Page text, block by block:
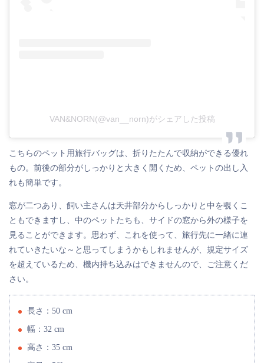
VAN&NORN(@van__norn)がシェアした投稿
こちらのペット用旅行バッグは、折りたたんで収納ができる優れ
もの。前後の部分がしっかりと大きく開くため、ペットの出し入
れも簡単です。
窓が二つあり、飼い主さんは天井部分からしっかりと中を覗くこ
ともできますし、中のペットたちも、サイドの窓から外の様子を
見ることができます。思わず、これを使って、旅行先に一緒に連
れていきたいな～と思ってしまうかもしれませんが、規定サイズ
を超えているため、機内持ち込みはできませんので、ご注意くだ
さい。
長さ：50 cm
幅：32 cm
高さ：35 cm